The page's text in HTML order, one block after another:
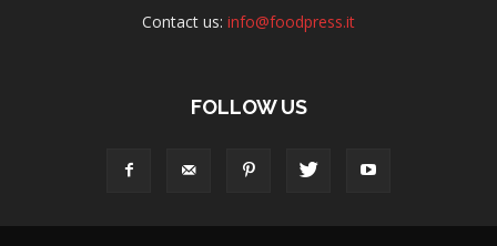
Contact us: info@foodpress.it
FOLLOW US